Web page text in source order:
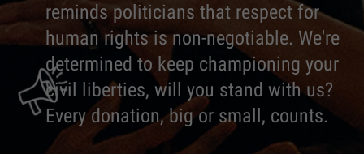
reminds politicians that respect for
human rights is non-negotiable. We're
determined to keep championing your
civil liberties, will you stand with us?
Every donation, big or small, counts.